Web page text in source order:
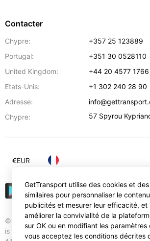
Contacter
Chypre:
+357 25 123889
Portugal:
+351 30 0528110
United Kingdom:
+44 20 4577 1766
Etats-Unis:
+1 302 240 28 90
Adresse:
Chypre:
57 Spyrou
© Gettransport International Limited.
is trademark of Gettransport International
€EUR
GetTransport utilise des cookies et
similaires pour personnaliser le
publicités et mesurer leur efficacité, et
améliorer la convivialité de la
sur OK ou en modifiant les paramètres
vous acceptez les conditions décrites